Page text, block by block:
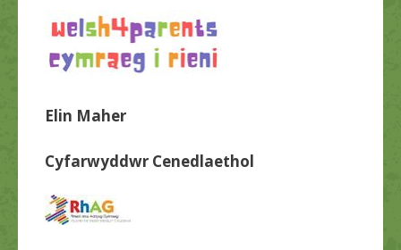
Elin Maher
Cyfarwyddwr Cenedlaethol